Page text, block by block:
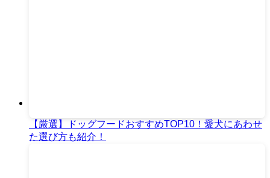
【厳選】ドッグフードおすすめTOP10！愛犬にあわせ
た選び方も紹介！